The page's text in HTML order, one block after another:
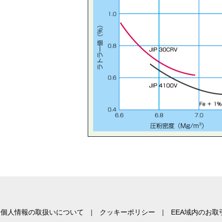
個人情報の取扱いについて クッキーポリシー EEA域内のお